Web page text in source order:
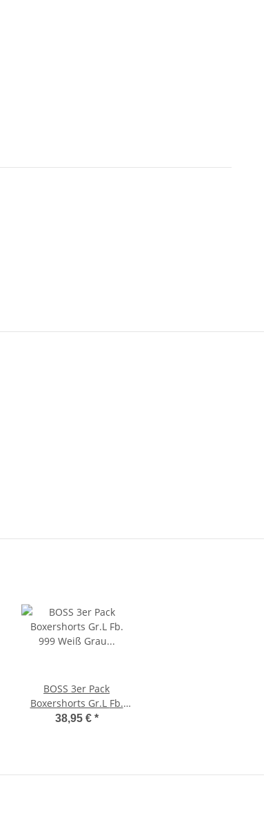
BOSS 3er Pack
Boxershorts Gr.L Fb.
999 Weiß Grau Schwarz
38,95 € *